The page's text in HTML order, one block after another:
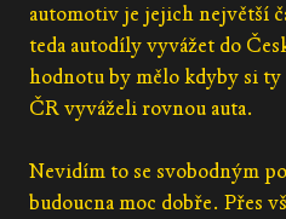
automotiv je jejich největší
teda autodíly vyvážet do
hodnotu by mělo kdyby si ty
ČR vyváželi rovnou auta.
Nevidím to se svobodným
budoucna moc dobře. Přes